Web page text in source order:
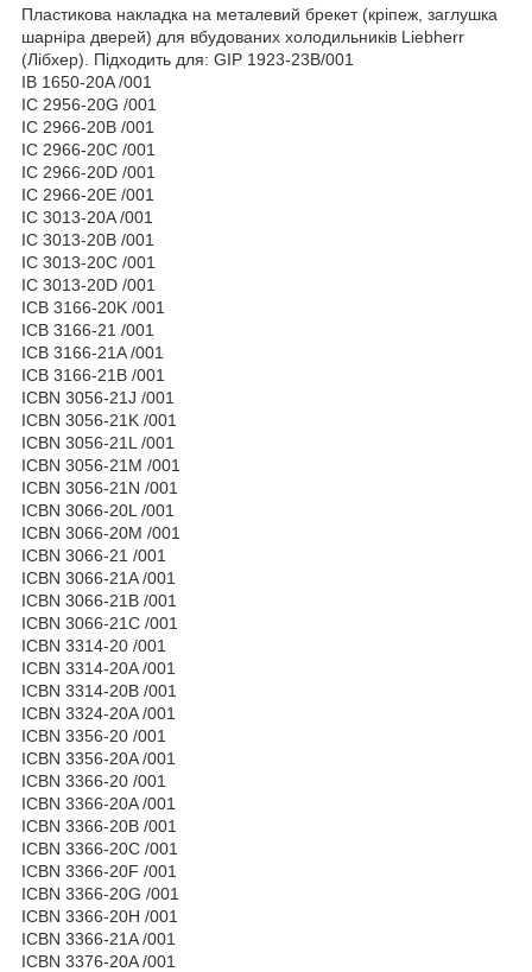
Пластикова накладка на металевий брекет (кріпеж, заглушка
шарніра дверей) для вбудованих холодильників Liebherr
(Лібхер). Підходить для: GIP 1923-23B/001
IB 1650-20A /001
IC 2956-20G /001
IC 2966-20B /001
IC 2966-20C /001
IC 2966-20D /001
IC 2966-20E /001
IC 3013-20A /001
IC 3013-20B /001
IC 3013-20C /001
IC 3013-20D /001
ICB 3166-20K /001
ICB 3166-21 /001
ICB 3166-21A /001
ICB 3166-21B /001
ICBN 3056-21J /001
ICBN 3056-21K /001
ICBN 3056-21L /001
ICBN 3056-21M /001
ICBN 3056-21N /001
ICBN 3066-20L /001
ICBN 3066-20M /001
ICBN 3066-21 /001
ICBN 3066-21A /001
ICBN 3066-21B /001
ICBN 3066-21C /001
ICBN 3314-20 /001
ICBN 3314-20A /001
ICBN 3314-20B /001
ICBN 3324-20A /001
ICBN 3356-20 /001
ICBN 3356-20A /001
ICBN 3366-20 /001
ICBN 3366-20A /001
ICBN 3366-20B /001
ICBN 3366-20C /001
ICBN 3366-20F /001
ICBN 3366-20G /001
ICBN 3366-20H /001
ICBN 3366-21A /001
ICBN 3376-20A /001